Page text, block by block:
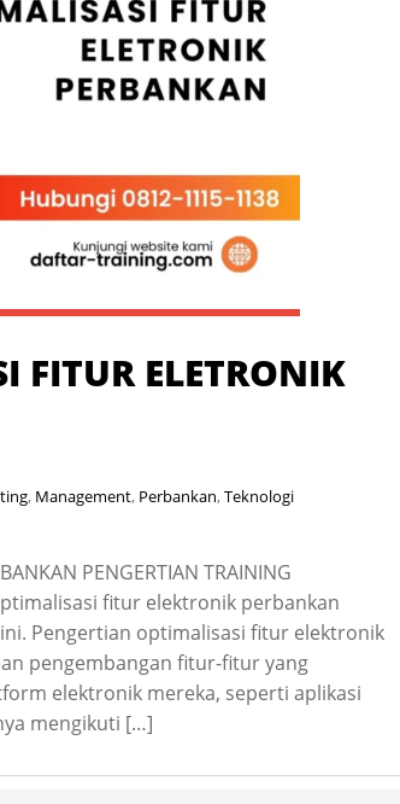
FITUR ELETRONIK
, Management, Perbankan,Teknologi
PENGERTIAN TRAINING
fitur elektronik perbankan
Pengertian optimalisasi fitur elektronik
pengembangan fitur-fitur yang
elektronik mereka, seperti aplikasi
mengikuti […]